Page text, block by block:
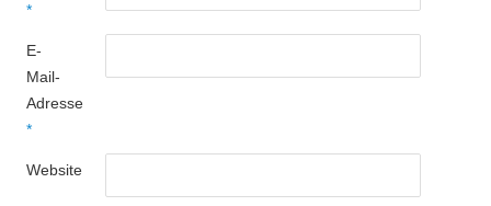
*
E-
Mail-
Adresse
*
Website